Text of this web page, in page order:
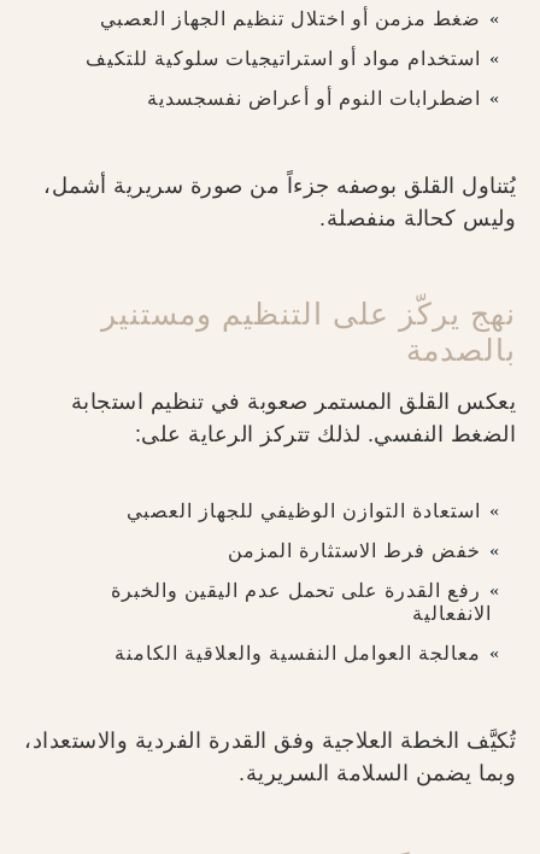
ضغط مزمن أو اختلال تنظيم الجهاز العصبي
استخدام مواد أو استراتيجيات سلوكية للتكيف
اضطرابات النوم أو أعراض نفسجسدية
يُتناول القلق بوصفه جزءاً من صورة سريرية أشمل،
وليس كحالة منفصلة.
نهج يركّز على التنظيم ومستنير
بالصدمة
يعكس القلق المستمر صعوبة في تنظيم استجابة
الضغط النفسي. لذلك تتركز الرعاية على:
استعادة التوازن الوظيفي للجهاز العصبي
خفض فرط الاستثارة المزمن
رفع القدرة على تحمل عدم اليقين والخبرة
الانفعالية
معالجة العوامل النفسية والعلاقية الكامنة
تُكيَّف الخطة العلاجية وفق القدرة الفردية والاستعداد،
وبما يضمن السلامة السريرية.